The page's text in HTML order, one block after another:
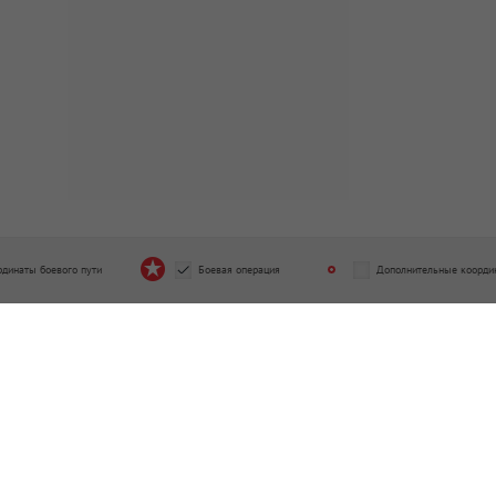
боевого пути Боевая операция Дополнительные